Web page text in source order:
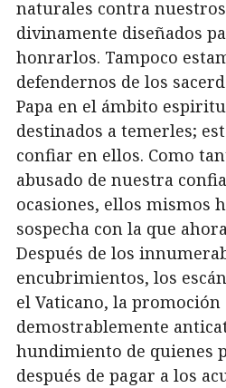
naturales contra
divinamente diseñados
honrarlos. Tampoco
defendernos de los
Papa en el ámbito
destinados a temerles;
confiar en ellos. Como
abusado de nuestra
ocasiones, ellos mismos
sospecha con la que
Después de los
encubrimientos, los
el Vaticano, la
demostrablemente
hundimiento de quienes
después de pagar a los